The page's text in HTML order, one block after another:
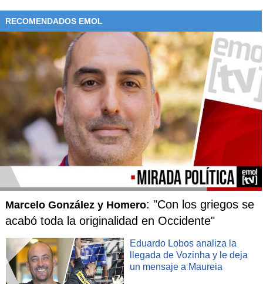
RECOMENDADOS EMOL
Marcelo González y Homero: "Con los griegos se
acabó toda la originalidad en Occidente"
Eduardo Lobos analiza la
llegada de Vozinha y le deja
un mensaje a Maureia